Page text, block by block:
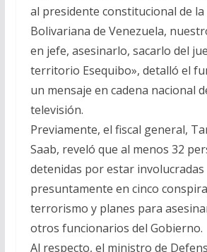
al presidente constitucional de la
Bolivariana de Venezuela,
en jefe, asesinarlo, sacarlo del
territorio Esequibo», detalló el
un mensaje en cadena nacional
televisión.
Previamente, el fiscal general,
Saab, reveló que al menos 32
detenidas por estar involucradas
presuntamente en cinco
terrorismo y planes para
otros funcionarios del Gobierno.
Al respecto, el ministro de